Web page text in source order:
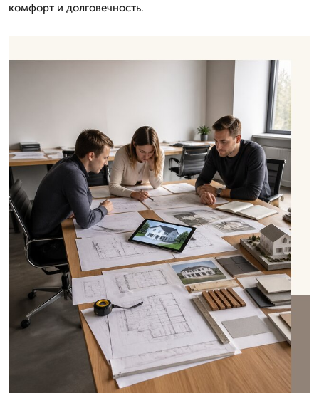
комфорт и долговечность.